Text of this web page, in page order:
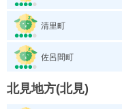
清里町
佐呂間町
北見地方(北見)